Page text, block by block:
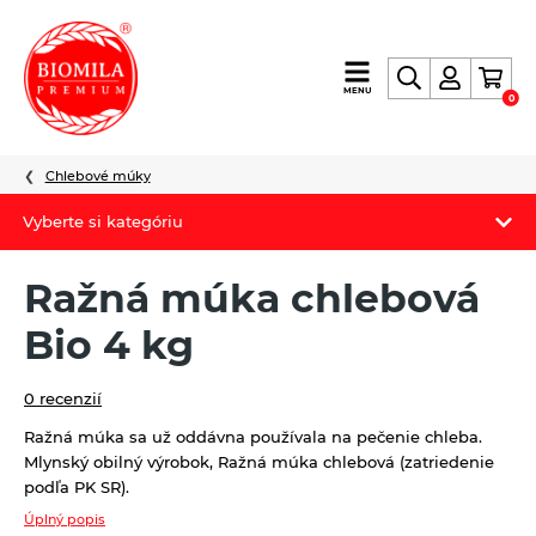
výroba
a
nielen
MENU
0
Vyberte si kategóriu
Fermato
Novinky
Chlebové múky
Ražná múka chlebová
Bio 4 kg
0 recenzií
Ražná múka sa už oddávna používala na pečenie chleba.
Mlynský obilný výrobok, Ražná múka chlebová (zatriedenie
podľa PK SR).
Úplný popis